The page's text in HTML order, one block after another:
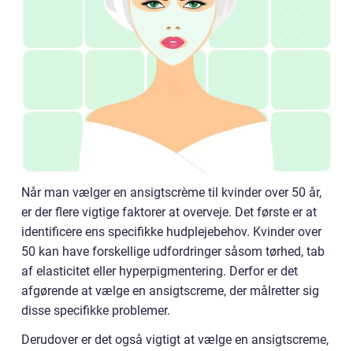
Når man vælger en ansigtscrème til kvinder over 50 år,
er der flere vigtige faktorer at overveje. Det første er at
identificere ens specifikke hudplejebehov. Kvinder over
50 kan have forskellige udfordringer såsom tørhed, tab
af elasticitet eller hyperpigmentering. Derfor er det
afgørende at vælge en ansigtscreme, der målretter sig
disse specifikke problemer.
Derudover er det også vigtigt at vælge en ansigtscreme,